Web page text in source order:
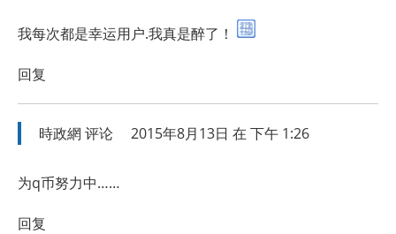
我每次都是幸运用户.我真是醉了！
回复
時政網 评论 2015年8月13日 在 下午 1:26
为q币努力中……
回复